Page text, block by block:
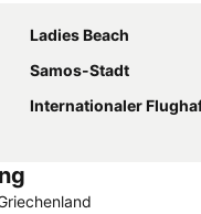
Ladies Beach
Samos-Stadt
Internationaler